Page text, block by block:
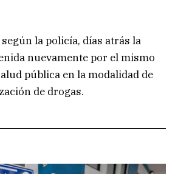
la policía, días atrás la
nuevamente por el mismo
pública en la modalidad de
de drogas.